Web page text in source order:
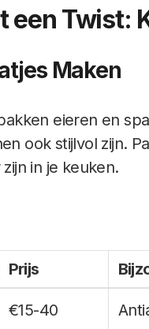
een Twist:
Maken
eieren en
ook stijlvol zijn.
in je keuken.
Prijs
€15-40